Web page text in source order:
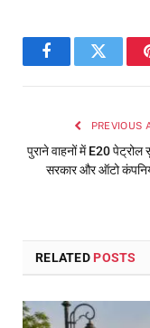
FacebookTwitter
PREVIOUS
पुराने वाहनों में E20 पेट्रोल
सरकार और ऑटो
RELATED POSTS